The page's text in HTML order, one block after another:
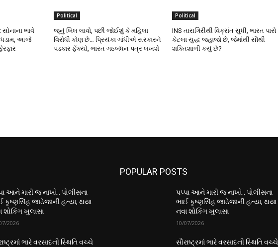
સોનાના ભાવે
ધડામ, આજે
Political
જૂનું બિલ લાવો, પછી જોઈશું કે મહિલા
વિરોધી કોણ છે… પ્રિયંકા ગાંધીએ સરકારને
પડકાર ફેંક્યો, ભારત ગઠબંધન પત્ર લખશે
Political
INS તારાગિરીથી વિક્રાંત સુધી, ભારત પાસે
કેટલા યુદ્ધ જહાજો છે, જેમાંથી સૌથી
શક્તિશાળી કયું છે?
આને મારી જ નાખો.. પોલીસના
કૃષ્ણસિંહ જાડેજાની હત્યા, થયા
શોકિંગ ખુલાસા
2026
ભારે વરસાદની સ્થિતિ વચ્ચે
POPULAR POSTS
પપ્પા આને મારી જ નાખો.. પોલીસના
ભાઈ કૃષ્ણસિંહ જાડેજાની હત્યા, થયા
નવા શોકિંગ ખુલાસા
10/07/2026
સૌરાષ્ટ્રમાં ભારે વરસાદની સ્થિતિ વચ્ચે